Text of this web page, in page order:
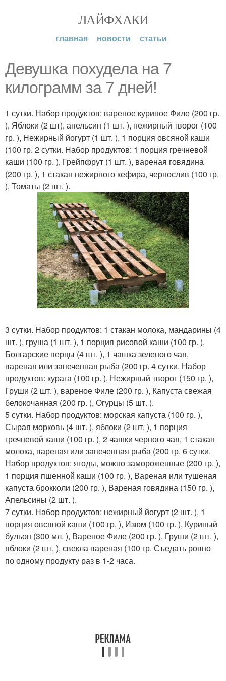
ЛАЙФХАКИ
главная новости статьи
Девушка похудела на 7
килограмм за 7 дней!
1 сутки. Набор продуктов: вареное куриное Филе (200 гр.
), Яблоки (2 шт), апельсин (1 шт. ), нежирный творог (100
гр. ), Нежирный йогурт (1 шт. ), 1 порция овсяной каши
(100 гр. 2 сутки. Набор продуктов: 1 порция гречневой
каши (100 гр. ), Грейпфрут (1 шт. ), вареная говядина
(200 гр. ), 1 стакан нежирного кефира, чернослив (100 гр.
), Томаты (2 шт. ).
3 сутки. Набор продуктов: 1 стакан молока, мандарины (4
шт. ), груша (1 шт. ), 1 порция рисовой каши (100 гр. ),
Болгарские перцы (4 шт. ), 1 чашка зеленого чая,
вареная или запеченная рыба (200 гр. 4 сутки. Набор
продуктов: курага (100 гр. ), Нежирный творог (150 гр. ),
Груши (2 шт. ), вареное Филе (200 гр. ), Капуста свежая
белокочанная (200 гр. ), Огурцы (5 шт. ).
5 сутки. Набор продуктов: морская капуста (100 гр. ),
Сырая морковь (4 шт. ), яблоки (2 шт. ), 1 порция
гречневой каши (100 гр. ), 2 чашки черного чая, 1 стакан
молока, вареная или запеченная рыба (200 гр. 6 сутки.
Набор продуктов: ягоды, можно замороженные (200 гр. ),
1 порция пшенной каши (100 гр. ), Вареная или тушеная
капуста брокколи (200 гр. ), Вареная говядина (150 гр. ),
Апельсины (2 шт. ).
7 сутки. Набор продуктов: нежирный йогурт (2 шт. ), 1
порция овсяной каши (100 гр. ), Изюм (100 гр. ), Куриный
бульон (300 мл. ), Вареное Филе (200 гр. ), Груши (2 шт. ),
яблоки (2 шт. ), свекла вареная (100 гр. Съедать ровно
по одному продукту раз в 1-2 часа.